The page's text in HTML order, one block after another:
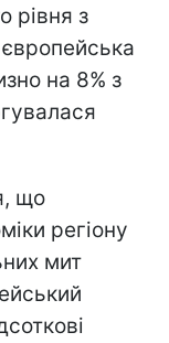
рівня з
на 8% з
що
регіону
мит